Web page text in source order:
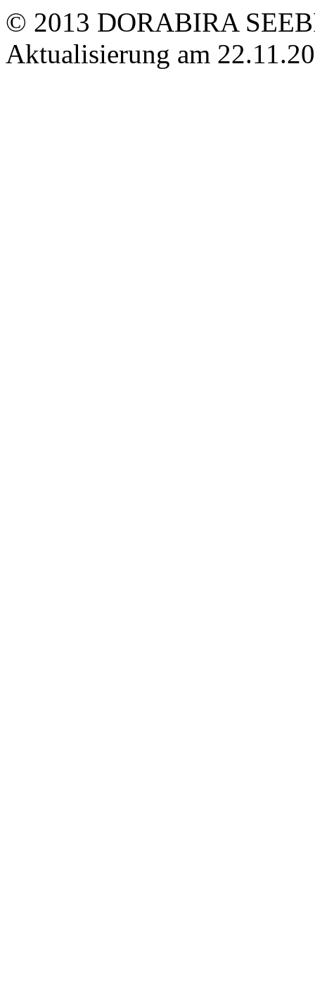
© 2013 DORABIRA
Aktualisierung am